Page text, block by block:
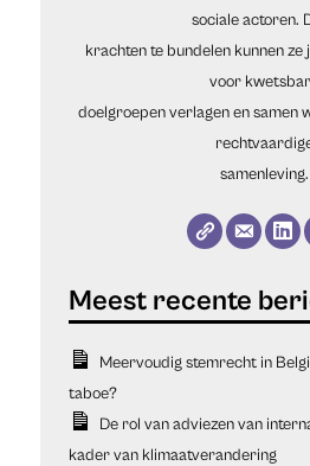
sociale actoren.
krachten te bundelen kunnen
voor
doelgroepen verlagen en samen
samenleving.
Meervoudig stemrecht in
taboe?
De rol van adviezen van
kader van klimaatverandering